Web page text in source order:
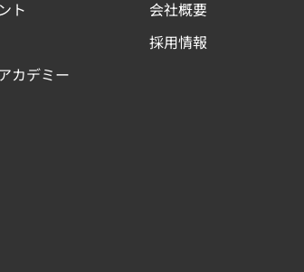
ト
カデミー
会社概要
採用情報